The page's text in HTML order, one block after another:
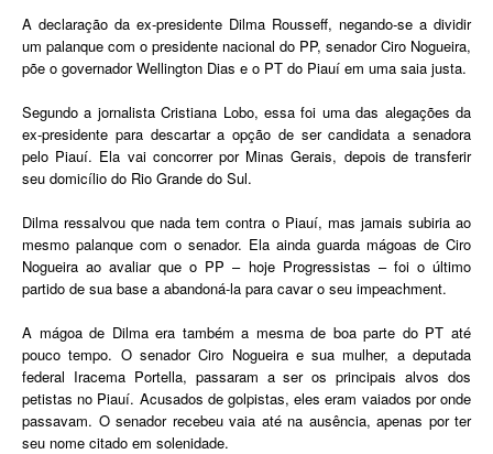
A declaração da ex-presidente Dilma Rousseff, negando-se a dividir
um palanque com o presidente nacional do PP, senador Ciro Nogueira,
põe o governador Wellington Dias e o PT do Piauí em uma saia justa.
Segundo a jornalista Cristiana Lobo, essa foi uma das alegações da
ex-presidente para descartar a opção de ser candidata a senadora
pelo Piauí. Ela vai concorrer por Minas Gerais, depois de transferir
seu domicílio do Rio Grande do Sul.
Dilma ressalvou que nada tem contra o Piauí, mas jamais subiria ao
mesmo palanque com o senador. Ela ainda guarda mágoas de Ciro
Nogueira ao avaliar que o PP – hoje Progressistas – foi o último
partido de sua base a abandoná-la para cavar o seu impeachment.
A mágoa de Dilma era também a mesma de boa parte do PT até
pouco tempo. O senador Ciro Nogueira e sua mulher, a deputada
federal Iracema Portella, passaram a ser os principais alvos dos
petistas no Piauí. Acusados de golpistas, eles eram vaiados por onde
passavam. O senador recebeu vaia até na ausência, apenas por ter
seu nome citado em solenidade.